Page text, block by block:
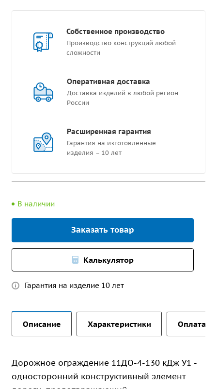
Собственное производство
Производство конструкций любой
сложности
Оперативная доставка
Доставка изделий в любой регион
России
Расширенная гарантия
Гарантия на изготовленные
изделия – 10 лет
В наличии
Заказать товар
Калькулятор
Гарантия на изделие 10 лет
Описание Характеристики Оплата и
Дорожное ограждение 11ДО-4-130 кДж У1 -
односторонний конструктивный элемент